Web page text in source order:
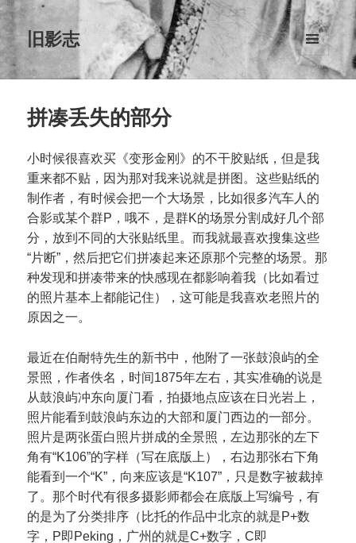
旧影志
菜单和
挂件
拼凑丢失的部分
小时候很喜欢买《变形金刚》的不干胶贴纸，但是我
重来都不贴，因为那对我来说就是拼图。这些贴纸的
制作者，有时候会把一个大场景，比如很多汽车人的
合影或某个群P，哦不，是群K的场景分割成好几个部
分，放到不同的大张贴纸里。而我就最喜欢搜集这些
“片断”，然后把它们拼凑起来还原那个完整的场景。那
种发现和拼凑带来的快感现在都影响着我（比如看过
的照片基本上都能记住），这可能是我喜欢老照片的
原因之一。
最近在伯耐特先生的新书中，他附了一张鼓浪屿的全
景照，作者佚名，时间1875年左右，其实准确的说是
从鼓浪屿冲东向厦门看，拍摄地点应该在日光岩上，
照片能看到鼓浪屿东边的大部和厦门西边的一部分。
照片是两张蛋白照片拼成的全景照，左边那张的左下
角有“K106”的字样（写在底版上），右边那张右下角
能看到一个“K”，向来应该是“K107”，只是数字被裁掉
了。那个时代有很多摄影师都会在底版上写编号，有
的是为了分类排序（比托的作品中北京的就是P+数
字，P即Peking，广州的就是C+数字，C即